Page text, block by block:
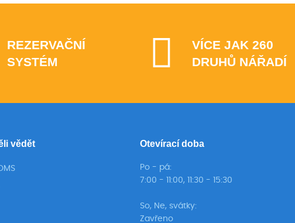
REZERVAČNÍ
SYSTÉM
VÍCE JAK 260
DRUHŮ NÁŘADÍ
vědět Otevírací doba
Po - pá:
7:00 - 11:00, 11:30 - 15:30
So, Ne, svátky:
Zavřeno